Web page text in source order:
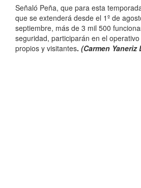
Señaló Peña, que para esta
que se extenderá desde el 1º de
septiembre, más de 3 mil 500
seguridad, participarán en el
propios y visitantes. (Carmen Yaneriz